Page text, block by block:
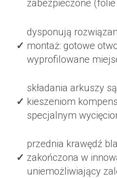
zabezpieczone (folie
dysponują
montaż: gotowe
wyprofilowane
składania arkuszy
kieszeniom
specjalnym
przednia krawędź
zakończona w
uniemożliwiający